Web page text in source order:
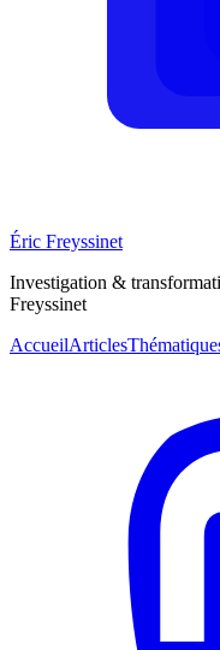
Éric Freyssinet
Investigation &
Freyssinet
AccueilArticles